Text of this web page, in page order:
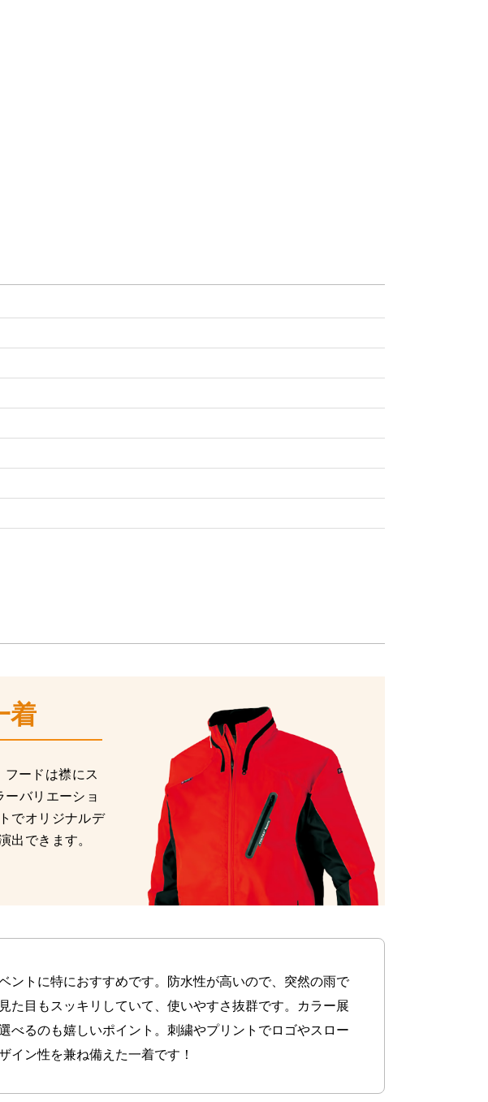
着
ードは襟にス
バリエーショ
でオリジナルデ
出できます。
ントに特におすすめです。防水性が高いので、突然の雨で
た目もスッキリしていて、使いやすさ抜群です。カラー展
べるのも嬉しいポイント。刺繍やプリントでロゴやスロー
イン性を兼ね備えた一着です！